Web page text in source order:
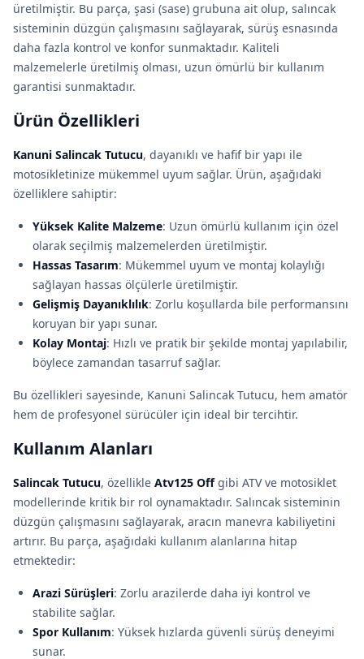
üretilmiştir. Bu parça, şasi (sase) grubuna ait olup, salıncak
sisteminin düzgün çalışmasını sağlayarak, sürüş esnasında
daha fazla kontrol ve konfor sunmaktadır. Kaliteli
malzemelerle üretilmiş olması, uzun ömürlü bir kullanım
garantisi sunmaktadır.
Ürün Özellikleri
Kanuni Salincak Tutucu, dayanıklı ve hafif bir yapı ile
motosikletinize mükemmel uyum sağlar. Ürün, aşağıdaki
özelliklere sahiptir:
Yüksek Kalite Malzeme: Uzun ömürlü kullanım için özel
olarak seçilmiş malzemelerden üretilmiştir.
Hassas Tasarım: Mükemmel uyum ve montaj kolaylığı
sağlayan hassas ölçülerle üretilmiştir.
Gelişmiş Dayanıklılık: Zorlu koşullarda bile performansını
koruyan bir yapı sunar.
Kolay Montaj: Hızlı ve pratik bir şekilde montaj yapılabilir,
böylece zamandan tasarruf sağlar.
Bu özellikleri sayesinde, Kanuni Salincak Tutucu, hem amatör
hem de profesyonel sürücüler için ideal bir tercihtir.
Kullanım Alanları
Salincak Tutucu, özellikle Atv125 Offgibi ATV ve motosiklet
modellerinde kritik bir rol oynamaktadır. Salıncak sisteminin
düzgün çalışmasını sağlayarak, aracın manevra kabiliyetini
artırır. Bu parça, aşağıdaki kullanım alanlarına hitap
etmektedir:
Arazi Sürüşleri: Zorlu arazilerde daha iyi kontrol ve
stabilite sağlar.
Spor Kullanım: Yüksek hızlarda güvenli sürüş deneyimi
sunar.